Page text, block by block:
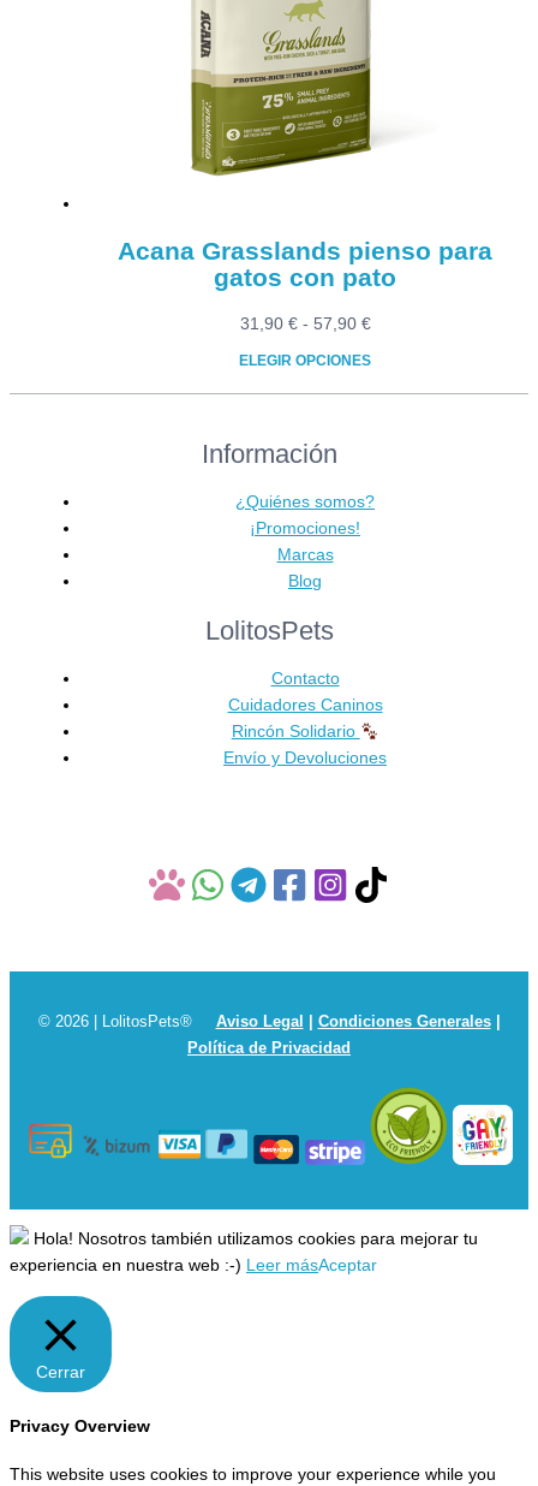
opciones
se
pueden
elegir
en
Acana Grasslands pienso para
gatos con pato
31,90 € - 57,90 €Rango
ELEGIR OPCIONES
Este
tiene
variantes.
Las
opciones
se
elegir
la
página
de
producto
Información
¿Quiénes somos?
¡Promociones!
Marcas
Blog
LolitosPets
Contacto
Cuidadores Caninos
Rincón Solidario
Envío y Devoluciones
© 2026 | LolitosPets® Aviso Legal Condiciones Generales|
Política de Privacidad
Hola! Nosotros también utilizamos cookies para mejorar tu
experiencia en nuestra web :-) Leer másAceptar
Cerrar
Privacy Overview
This website uses cookies to improve your experience while you